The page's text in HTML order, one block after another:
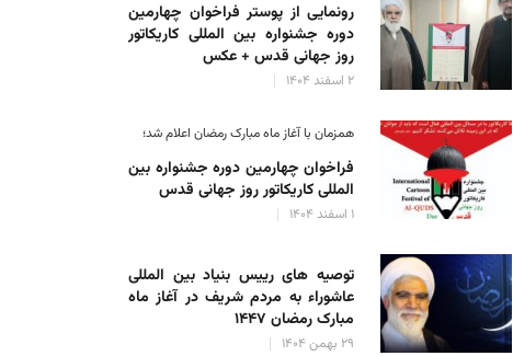
در بیروت؛
حضور رییس بنیاد عاشوراء به نمایندگی از رهبر انقلاب در منزل
سید علی رضا حسینی ۱۰ اسفند ۱۴۰۳
رونمایی از پوستر فراخوان چهارمین
دوره جشنواره بین المللی کاریکاتور
روز جهانی قدس + عکس
۲ اسفند ۱۴۰۴
همزمان با آغاز ماه مبارک رمضان اعلام شد؛
فراخوان چهارمین دوره جشنواره بین
المللی کاریکاتور روز جهانی قدس
۱ اسفند ۱۴۰۴
توصیه های رییس بنیاد بین المللی
عاشوراء به مردم شریف در آغاز ماه
مبارک رمضان ۱۴۴۷
۲۹ بهمن ۱۴۰۴